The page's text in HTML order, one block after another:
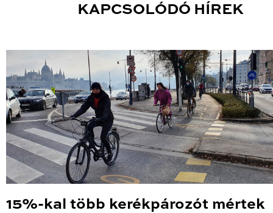
KAPCSOLÓDÓ HÍREK
15%-kal több kerékpározót mértek